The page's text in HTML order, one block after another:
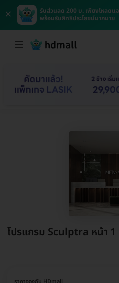
×
รับส่วนลด 200 บ. เพียงโหลด
พร้อมรับสิทธิประโยชน์มากมาย
โปรแกรม Sculptra หน้า
ราคาจองกับ HDmall